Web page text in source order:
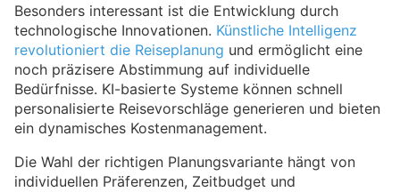
Besonders interessant ist die Entwicklung durch
technologische Innovationen. Künstliche Intelligenz
revolutioniert die Reiseplanung und ermöglicht eine
noch präzisere Abstimmung auf individuelle
Bedürfnisse. KI-basierte Systeme können schnell
personalisierte Reisevorschläge generieren und bieten
ein dynamisches Kostenmanagement.
Die Wahl der richtigen Planungsvariante hängt von
individuellen Präferenzen, Zeitbudget und